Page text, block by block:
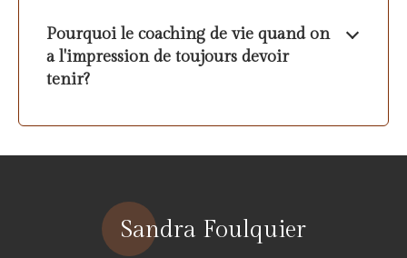
Pourquoi le coaching de vie quand on
a l'impression de toujours devoir
tenir?
Sandra Foulquier